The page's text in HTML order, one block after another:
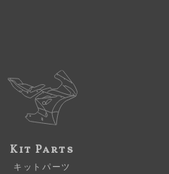
Kit Parts
キットパーツ